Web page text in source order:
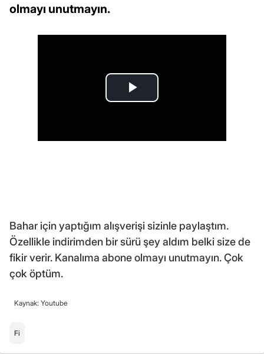
olmayı unutmayın.
Bahar için yaptığım alışverişi sizinle paylaştım.
Özellikle indirimden bir sürü şey aldım belki size de
fikir verir. Kanalıma abone olmayı unutmayın. Çok
çok öptüm.
Kaynak: Youtube
Fi